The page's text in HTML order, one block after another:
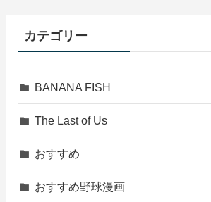
カテゴリー
BANANA FISH
The Last of Us
おすすめ
おすすめ野球漫画